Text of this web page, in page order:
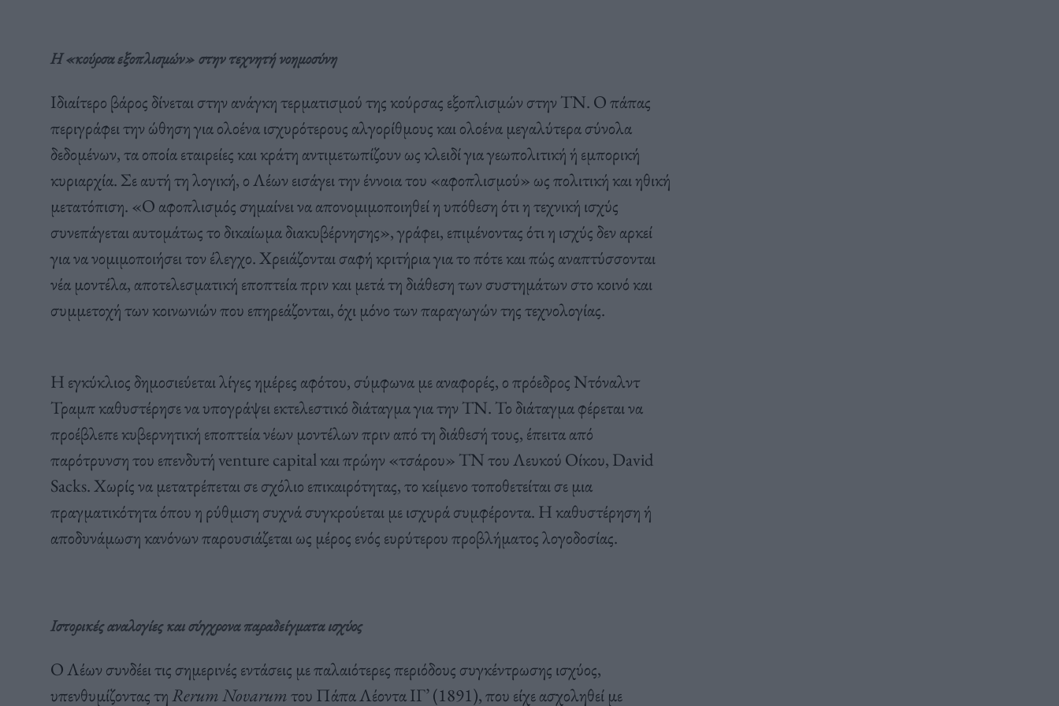
Η «κούρσα εξοπλισμών» στην τεχνητή νοημοσύνη
Ιδιαίτερο βάρος δίνεται στην ανάγκη τερματισμού της κούρσας εξοπλισμών στην ΤΝ. Ο πάπας
περιγράφει την ώθηση για ολοένα ισχυρότερους αλγορίθμους και ολοένα μεγαλύτερα σύνολα
δεδομένων, τα οποία εταιρείες και κράτη αντιμετωπίζουν ως κλειδί για γεωπολιτική ή εμπορική
κυριαρχία. Σε αυτή τη λογική, ο Λέων εισάγει την έννοια του «αφοπλισμού» ως πολιτική και ηθική
μετατόπιση. «Ο αφοπλισμός σημαίνει να απονομιμοποιηθεί η υπόθεση ότι η τεχνική ισχύς
συνεπάγεται αυτομάτως το δικαίωμα διακυβέρνησης», γράφει, επιμένοντας ότι η ισχύς δεν αρκεί
για να νομιμοποιήσει τον έλεγχο. Χρειάζονται σαφή κριτήρια για το πότε και πώς αναπτύσσονται
νέα μοντέλα, αποτελεσματική εποπτεία πριν και μετά τη διάθεση των συστημάτων στο κοινό και
συμμετοχή των κοινωνιών που επηρεάζονται, όχι μόνο των παραγωγών της τεχνολογίας.
Η εγκύκλιος δημοσιεύεται λίγες ημέρες αφότου, σύμφωνα με αναφορές, ο πρόεδρος Ντόναλντ
Τραμπ καθυστέρησε να υπογράψει εκτελεστικό διάταγμα για την ΤΝ. Το διάταγμα φέρεται να
προέβλεπε κυβερνητική εποπτεία νέων μοντέλων πριν από τη διάθεσή τους, έπειτα από
παρότρυνση του επενδυτή venture capital και πρώην «τσάρου» ΤΝ του Λευκού Οίκου, David
Sacks. Χωρίς να μετατρέπεται σε σχόλιο επικαιρότητας, το κείμενο τοποθετείται σε μια
πραγματικότητα όπου η ρύθμιση συχνά συγκρούεται με ισχυρά συμφέροντα. Η καθυστέρηση ή
αποδυνάμωση κανόνων παρουσιάζεται ως μέρος ενός ευρύτερου προβλήματος λογοδοσίας.
Ιστορικές αναλογίες και σύγχρονα παραδείγματα ισχύος
Ο Λέων συνδέει τις σημερινές εντάσεις με παλαιότερες περιόδους συγκέντρωσης ισχύος,
υπενθυμίζοντας τηRerum Novarumτου Πάπα Λέοντα ΙΓ’ (1891), που είχε ασχοληθεί με